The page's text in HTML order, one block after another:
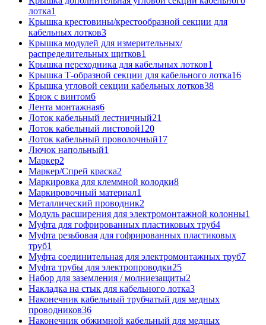
лотка1
Крышка крестовины/крестообразной секции для
кабельных лотков3
Крышка модулей для измерительных/
распределительных щитков1
Крышка переходника для кабельных лотков1
Крышка Т-образной секции для кабельного лотка16
Крышка угловой секции кабельных лотков38
Крюк с винтом6
Лента монтажная6
Лоток кабельный лестничный21
Лоток кабельный листовой120
Лоток кабельный проволочный17
Лючок напольный1
Маркер2
Маркер/Спрей краска2
Маркировка для клеммной колодки8
Маркировочный материал1
Металлический проводник2
Модуль расширения для электромонтажной колонны1
Муфта для гофрированных пластиковых труб4
Муфта резьбовая для гофрированных пластиковых
труб1
Муфта соединительная для электромонтажных труб7
Муфта трубы для электропроводки25
Набор для заземления / молниезащиты2
Накладка на стык для кабельного лотка3
Наконечник кабельный трубчатый для медных
проводников36
Наконечник обжимной кабельный для медных